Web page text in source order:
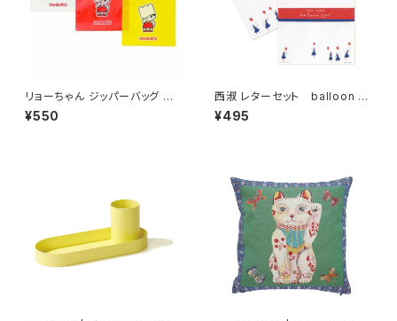
リョーちゃん ジッパーバッグ M
（6枚入り）
¥550
西淑 レターセット balloon gi
rl
¥495